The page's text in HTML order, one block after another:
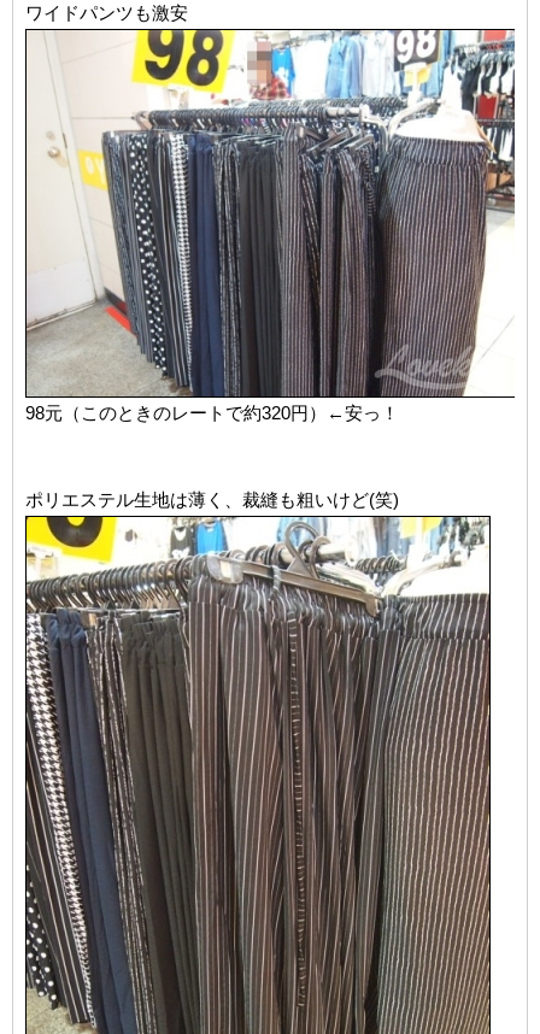
ワイドパンツも激安
98元（このときのレートで約320円）←安っ！
ポリエステル生地は薄く、裁縫も粗いけど(笑)